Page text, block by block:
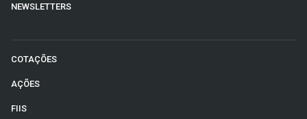
NEWSLETTERS
COTAÇÕES
AÇÕES
FIIS